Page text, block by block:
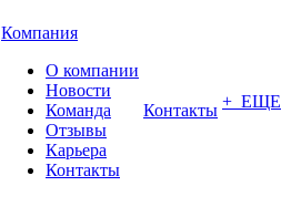
Компания
О компании
Новости
Команда
Отзывы
Карьера
Контакты
Контакты + ЕЩЕ